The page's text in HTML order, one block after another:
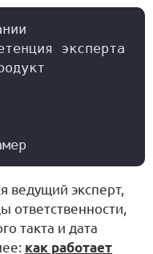
ведущий эксперт,
ответственности,
такта и дата
как работает